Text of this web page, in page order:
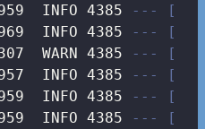
  INFO
4385
--- [
  INFO
4385
--- [
  WARN
4385
--- [
  INFO
4385
--- [
  INFO
4385
--- [
  INFO
4385
--- [